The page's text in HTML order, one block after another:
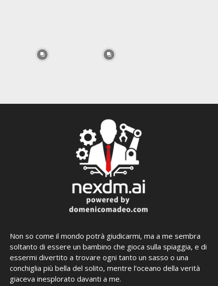
Non so come il mondo potrà giudicarmi, ma a me sembra
soltanto di essere un bambino che gioca sulla spiaggia, e di
essermi divertito a trovare ogni tanto un sasso o una
conchiglia più bella del solito, mentre l’oceano della verità
giaceva inesplorato davanti a me.